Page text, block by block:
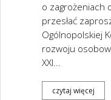
o zagrożeniach
przesłać
Ogólnopolskiej
rozwoju
XXI...
czytaj więcej